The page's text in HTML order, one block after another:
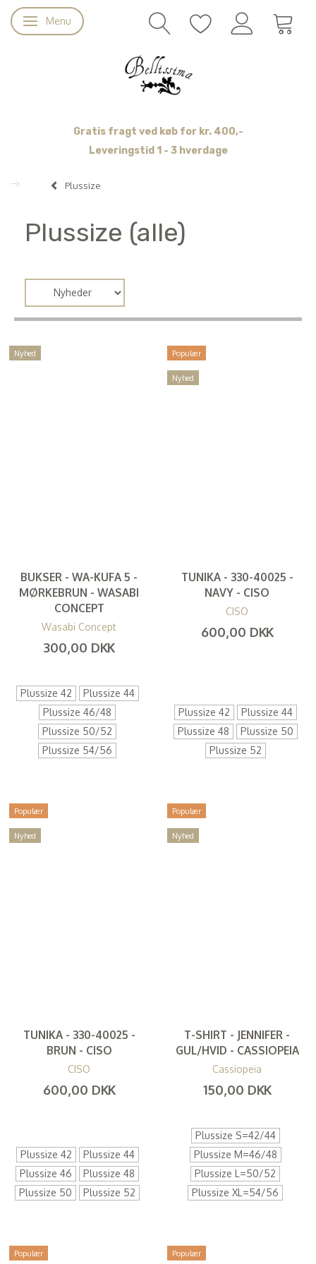
Skifte navigation
Menu
Gratis fragt ved køb for kr. 400,-
Leveringstid 1 - 3 hverdage
Plussize
Plussize (alle)
Nyhed
BUKSER - WA-KUFA 5 -
MØRKEBRUN - WASABI
CONCEPT
Wasabi Concept
300,00 DKK
Plussize 42
Plussize 44
Plussize 46/48
Plussize 50/52
Plussize 54/56
Populær
Nyhed
TUNIKA - 330-40025 -
NAVY - CISO
CISO
600,00 DKK
Plussize 42
Plussize 44
Plussize 48
Plussize 50
Plussize 52
Populær
Nyhed
TUNIKA - 330-40025 -
BRUN - CISO
CISO
600,00 DKK
Plussize 42
Plussize 44
Plussize 46
Plussize 48
Plussize 50
Plussize 52
Populær
Nyhed
T-SHIRT - JENNIFER -
GUL/HVID - CASSIOPEIA
Cassiopeia
150,00 DKK
Plussize S=42/44
Plussize M=46/48
Plussize L=50/52
Plussize XL=54/56
Populær Populær